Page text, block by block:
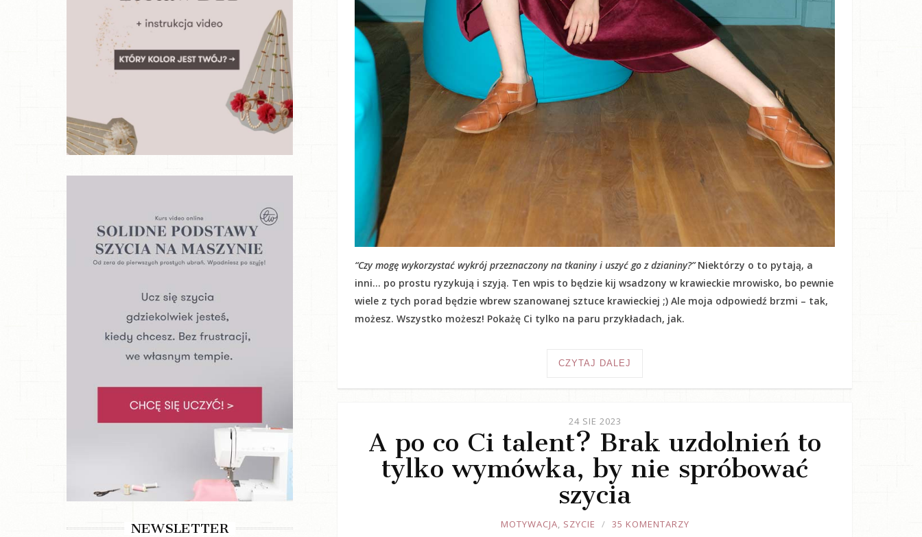
“Czy mogę wykorzystać wykrój przeznaczony na tkaniny i uszyć go z dzianiny?”Niektórzy o to pytają, a
inni… po prostu ryzykują i szyją. Ten wpis to będzie kij wsadzony w krawieckie mrowisko, bo pewnie
wiele z tych porad będzie wbrew szanowanej sztuce krawieckiej ;) Ale moja odpowiedź brzmi – tak,
możesz. Wszystko możesz! Pokażę Ci tylko na paru przykładach, jak.
CZYTAJ DALEJ
24 SIE 2023
A po co Ci talent? Brak uzdolnień to
tylko wymówka, by nie spróbować
szycia
JOULE
MOTYWACJA, SZYCIE 35 KOMENTARZY
NEWSLETTER